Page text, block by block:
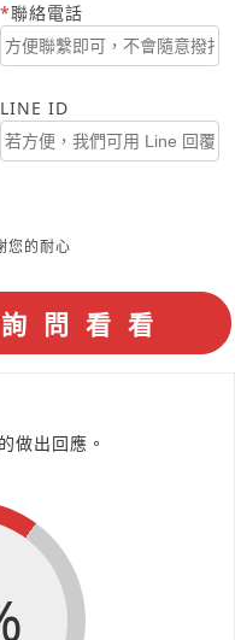
聯絡電話
LINE ID
您的耐心
做出回應。